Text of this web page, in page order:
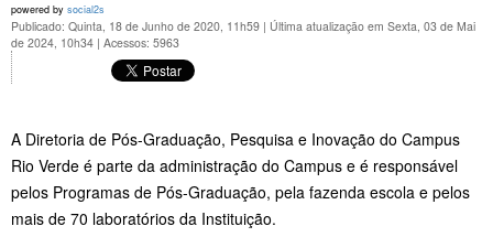
powered by social2s
Publicado: Quinta, 18 de Junho de 2020, 11h59 | Última atualização em Sexta, 03 de Mai
de 2024, 10h34 | Acessos: 5963
A Diretoria de Pós-Graduação, Pesquisa e Inovação do Campus
Rio Verde é parte da administração do Campus e é responsável
pelos Programas de Pós-Graduação, pela fazenda escola e pelos
mais de 70 laboratórios da Instituição.